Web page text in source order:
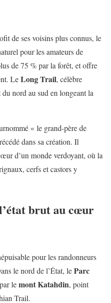
de ses voisins plus connus, le
pour les amateurs de
de 75 % par la forêt, et offre
LeLong Trail, célèbre
nord au sud en longeant la
« le grand-père de
dans sa création. Il
d’un monde verdoyant, où la
cerfs et castors y
brut au cœur
pour les randonneurs
le nord de l’État, leParc
lemont Katahdin, point
Trail.